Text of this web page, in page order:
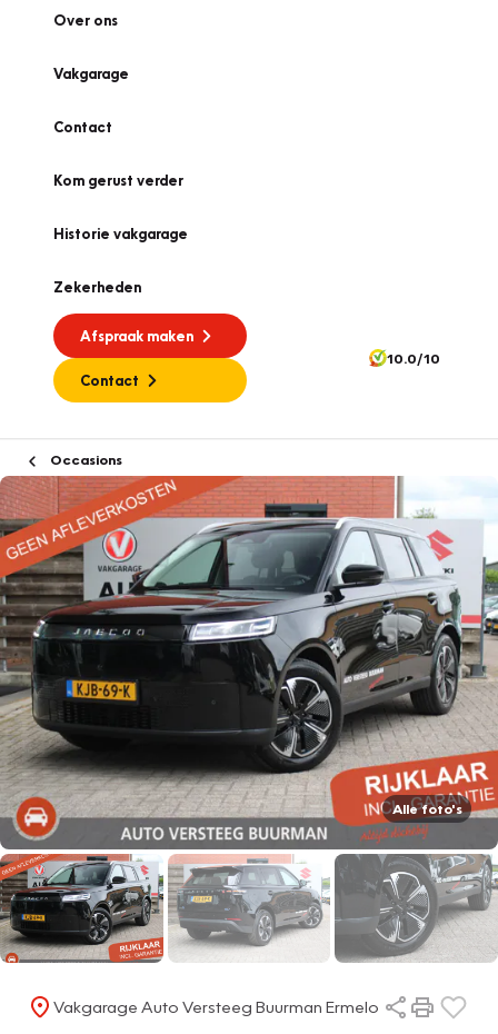
Over ons
Vakgarage
Contact
Kom gerust verder
Historie vakgarage
Zekerheden
Afspraak maken
Contact
10.0/10
Occasions
Alle foto's
Vakgarage Auto Versteeg Buurman Ermelo